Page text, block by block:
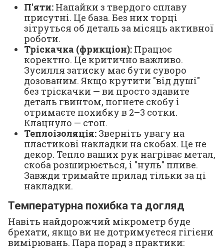
П'яти: Напайки з твердого сплаву
присутні. Це база. Без них торці
зітруться об деталь за місяць активної
роботи.
Тріскачка (фрикціон): Працює
коректно. Це критично важливо.
Зусилля затиску має бути суворо
дозованим. Якщо крутити "від душі"
без тріскачки — ви просто здавите
деталь гвинтом, погнете скобу і
отримаєте похибку в 2–3 сотки.
Клацнуло — стоп.
Теплоізоляція: Зверніть увагу на
пластикові накладки на скобах. Це не
декор. Тепло ваших рук нагріває метал,
скоба розширюється, і "нуль" пливе.
Завжди тримайте прилад тільки за ці
накладки.
Температурна похибка та догляд
Навіть найдорожчий мікрометр буде
брехати, якщо ви не дотримуєтеся гігієни
вимірювань. Пара порад з практики: